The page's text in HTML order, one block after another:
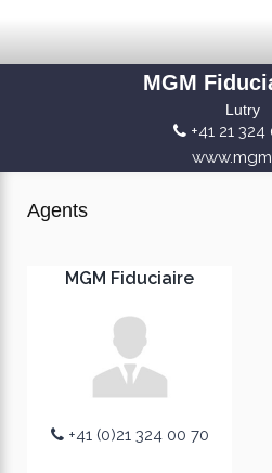
MGM
Lutry
+41 21
Agents
MGM Fiduciaire
+41 (0)21 324 00 70